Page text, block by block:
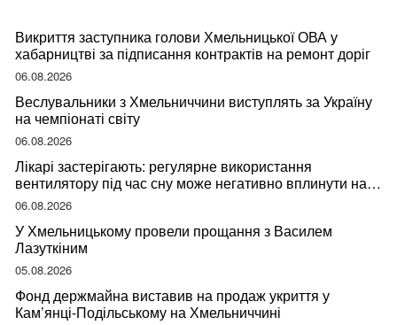
Викриття заступника голови Хмельницької ОВА у
хабарництві за підписання контрактів на ремонт доріг
06.08.2026
Веслувальники з Хмельниччини виступлять за Україну
на чемпіонаті світу
06.08.2026
Лікарі застерігають: регулярне використання
вентилятору під час сну може негативно вплинути на
ваше здоров’я
06.08.2026
У Хмельницькому провели прощання з Василем
Лазуткіним
05.08.2026
Фонд держмайна виставив на продаж укриття у
Кам’янці-Подільському на Хмельниччині